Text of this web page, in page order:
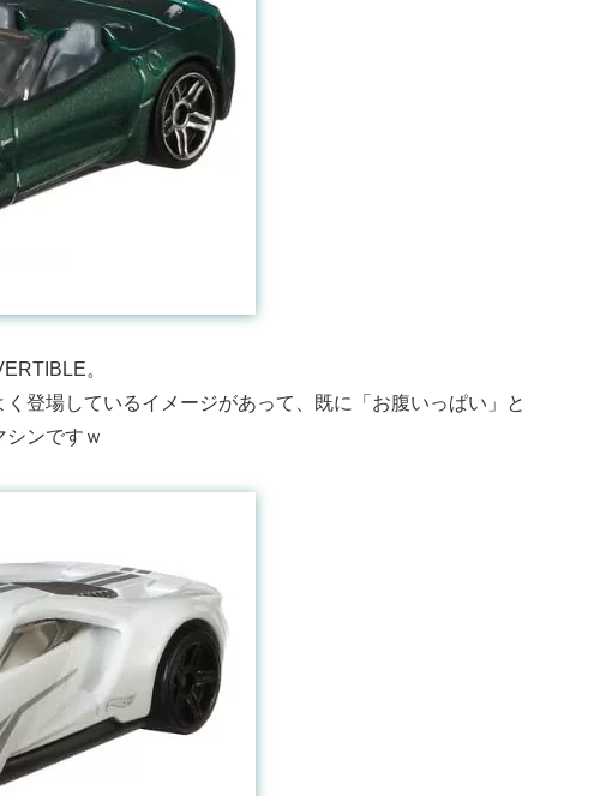
。
登場しているイメージがあって、既に「お腹いっぱい」と
ンですｗ